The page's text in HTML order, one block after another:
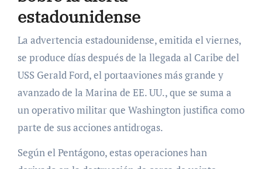
estadounidense
La advertencia estadounidense, emitida el viernes,
se produce días después de la llegada al Caribe del
USS Gerald Ford, el portaaviones más grande y
avanzado de la Marina de EE. UU., que se suma a
un operativo militar que Washington justifica como
parte de sus acciones antidrogas.
Según el Pentágono, estas operaciones han